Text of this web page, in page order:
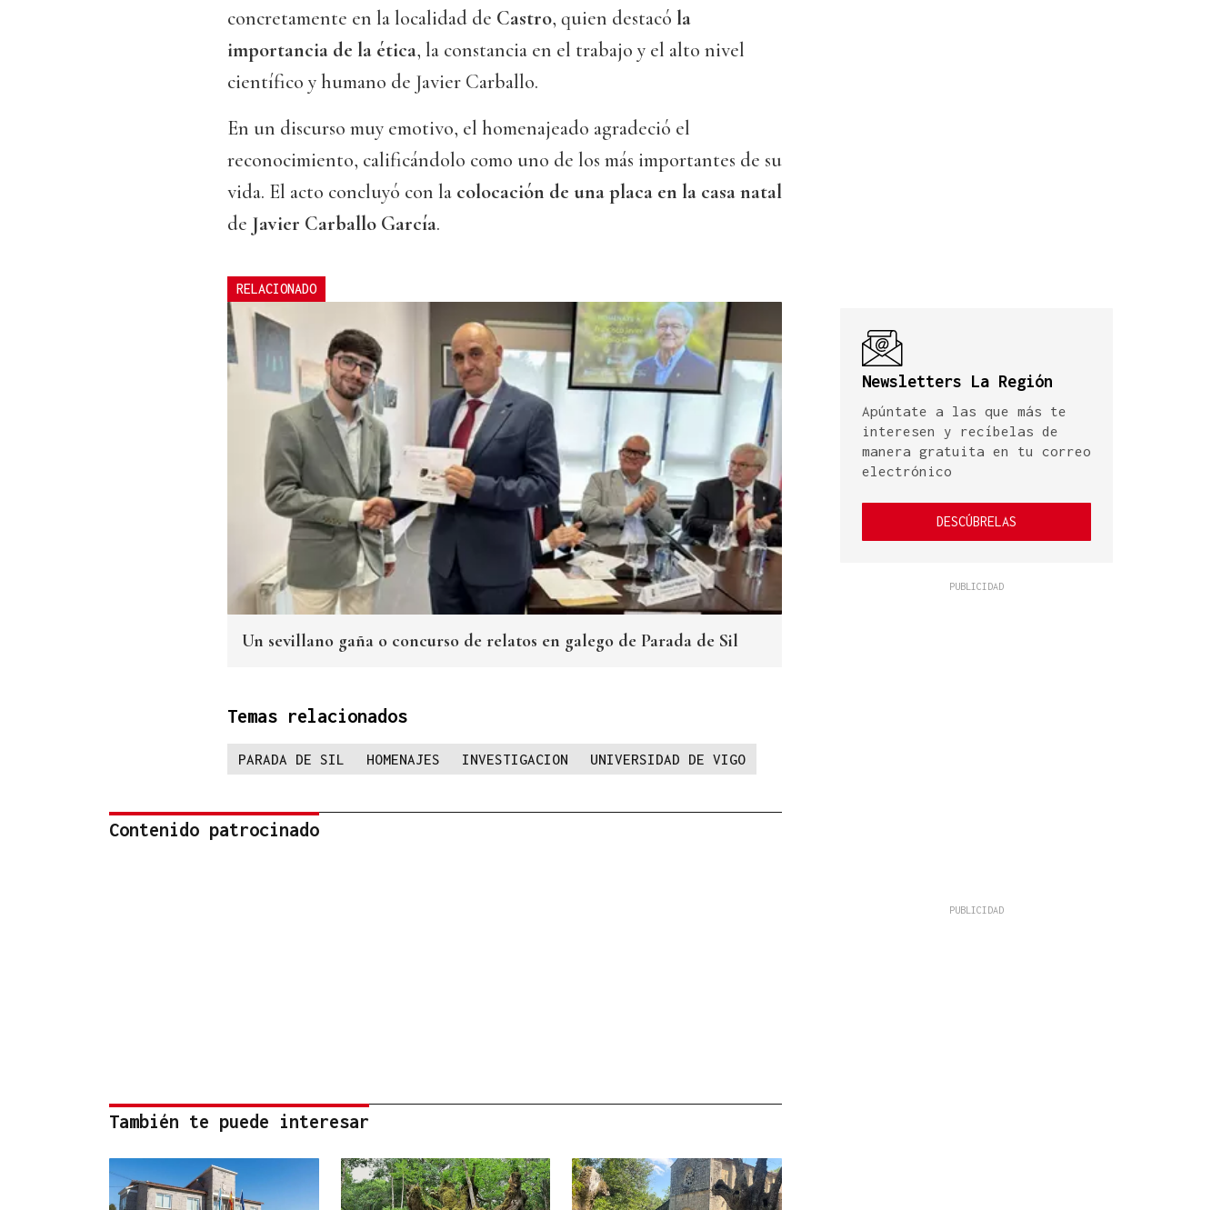
concretamente en la localidad de Castro, quien destacó la
importancia de la ética, la constancia en el trabajo y el alto nivel
científico y humano de Javier Carballo.
En un discurso muy emotivo, el homenajeado agradeció el
reconocimiento, calificándolo como uno de los más importantes de su
vida. El acto concluyó con la colocación de una placa en la casa natal
de Javier Carballo García.
RELACIONADO
Un sevillano gaña o concurso de relatos en galego de Parada de Sil
Temas relacionados
PARADA DE SIL HOMENAJES INVESTIGACION UNIVERSIDAD DE VIGO
Contenido patrocinado
También te puede interesar
Newsletters La Región
Apúntate a las que más te
interesen y recíbelas de
manera gratuita en tu correo
electrónico
DESCÚBRELAS